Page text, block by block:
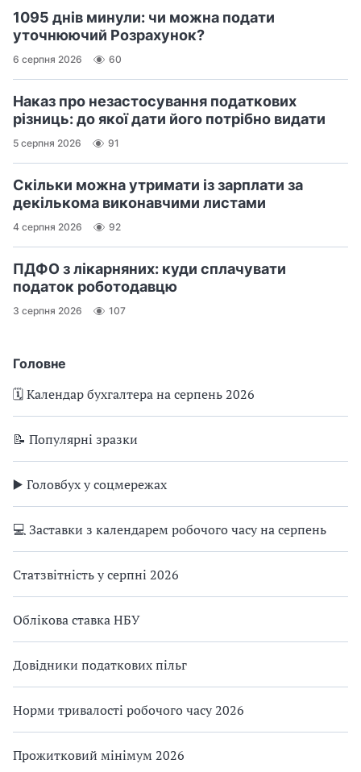
Головне
🗓️ Календар бухгалтера на серпень 2026
📝 Популярні зразки
▶️ Головбух у соцмережах
💻 Заставки з календарем робочого часу на серпень
Статзвітність у серпні 2026
Облікова ставка НБУ
Довідники податкових пільг
Норми тривалості робочого часу 2026
Прожитковий мінімум 2026
1095 днів минули: чи можна подати
уточнюючий Розрахунок?
6 серпня 2026 60
Наказ про незастосування податкових
різниць: до якої дати його потрібно видати
5 серпня 2026 91
Скільки можна утримати із зарплати за
декількома виконавчими листами
4 серпня 2026 92
ПДФО з лікарняних: куди сплачувати
податок роботодавцю
3 серпня 2026 107